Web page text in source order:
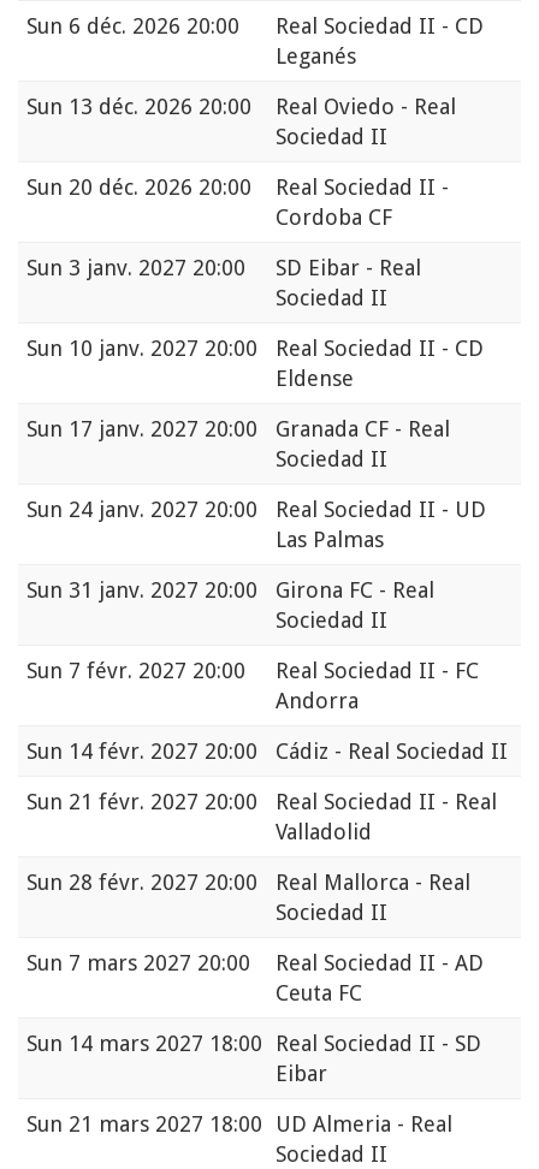
Sun 6 déc. 2026 20:00
Real Sociedad II - CD
Leganés
Sun 13 déc. 2026 20:00
Real Oviedo - Real
Sociedad II
Sun 20 déc. 2026 20:00
Real Sociedad II -
Cordoba CF
Sun 3 janv. 2027 20:00
SD Eibar - Real
Sociedad II
Sun 10 janv. 2027 20:00
Real Sociedad II - CD
Eldense
Sun 17 janv. 2027 20:00
Granada CF - Real
Sociedad II
Sun 24 janv. 2027 20:00
Real Sociedad II - UD
Las Palmas
Sun 31 janv. 2027 20:00
Girona FC - Real
Sociedad II
Sun 7 févr. 2027 20:00
Real Sociedad II - FC
Andorra
Sun 14 févr. 2027 20:00
Cádiz - Real Sociedad II
Sun 21 févr. 2027 20:00
Real Sociedad II - Real
Valladolid
Sun 28 févr. 2027 20:00
Real Mallorca - Real
Sociedad II
Sun 7 mars 2027 20:00
Real Sociedad II - AD
Ceuta FC
Sun 14 mars 2027 18:00
Real Sociedad II - SD
Eibar
Sun 21 mars 2027 18:00
UD Almeria - Real
Sociedad II